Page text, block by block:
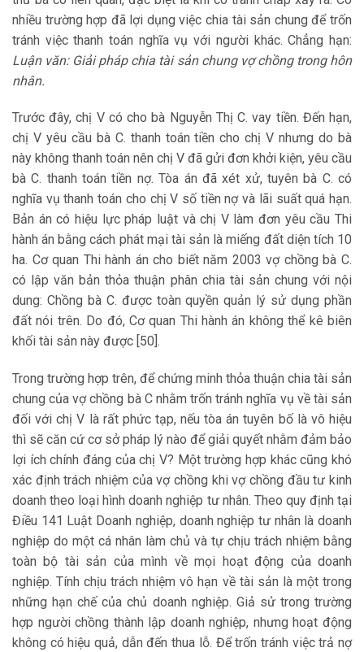
nhiều trường hợp đã lợi dụng việc chia tài sản chung để trốn
tránh việc thanh toán nghĩa vụ với người khác. Chẳng hạn:
Luận văn: Giải pháp chia tài sản chung vợ chồng trong hôn
nhân.
Trước đây, chị V có cho bà Nguyễn Thị C. vay tiền. Đến hạn,
chị V yêu cầu bà C. thanh toán tiền cho chị V nhưng do bà
này không thanh toán nên chị V đã gửi đơn khởi kiện, yêu cầu
bà C. thanh toán tiền nợ. Tòa án đã xét xử, tuyên bà C. có
nghĩa vụ thanh toán cho chị V số tiền nợ và lãi suất quá hạn.
Bản án có hiệu lực pháp luật và chị V làm đơn yêu cầu Thi
hành án bằng cách phát mại tài sản là miếng đất diện tích 10
ha. Cơ quan Thi hành án cho biết năm 2003 vợ chồng bà C.
có lập văn bản thỏa thuận phân chia tài sản chung với nội
dung: Chồng bà C. được toàn quyền quản lý sử dụng phần
đất nói trên. Do đó, Cơ quan Thi hành án không thể kê biên
khối tài sản này được [50].
Trong trường hợp trên, để chứng minh thỏa thuận chia tài sản
chung của vợ chồng bà C nhằm trốn tránh nghĩa vụ về tài sản
đối với chị V là rất phức tạp, nếu tòa án tuyên bố là vô hiệu
thì sẽ căn cứ cơ sở pháp lý nào để giải quyết nhằm đảm bảo
lợi ích chính đáng của chị V? Một trường hợp khác cũng khó
xác định trách nhiệm của vợ chồng khi vợ chồng đầu tư kinh
doanh theo loại hình doanh nghiệp tư nhân. Theo quy định tại
Điều 141 Luật Doanh nghiệp, doanh nghiệp tư nhân là doanh
nghiệp do một cá nhân làm chủ và tự chịu trách nhiệm bằng
toàn bộ tài sản của mình về mọi hoạt động của doanh
nghiệp. Tính chịu trách nhiệm vô hạn về tài sản là một trong
những hạn chế của chủ doanh nghiệp. Giả sử trong trường
hợp người chồng thành lập doanh nghiệp, nhưng hoạt động
không có hiệu quả, dẫn đến thua lỗ. Để trốn tránh việc trả nợ